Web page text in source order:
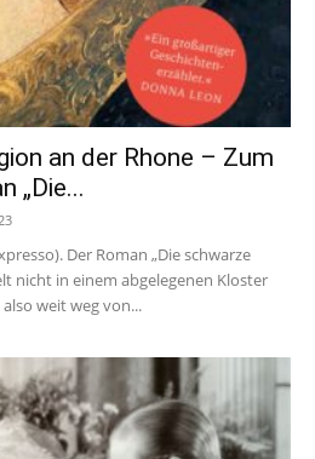
an der Rhone – Zum
„Die...
Der Roman „Die schwarze
nicht in einem abgelegenen Kloster
weit weg von...